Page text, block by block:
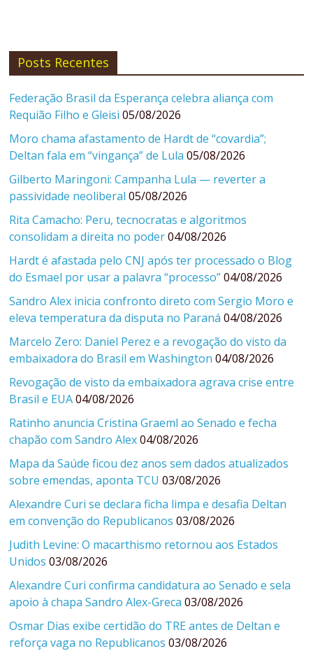
Posts Recentes
Federação Brasil da Esperança celebra aliança com
Requião Filho e Gleisi 05/08/2026
Moro chama afastamento de Hardt de “covardia”;
Deltan fala em “vingança” de Lula 05/08/2026
Gilberto Maringoni: Campanha Lula — reverter a
passividade neoliberal 05/08/2026
Rita Camacho: Peru, tecnocratas e algoritmos
consolidam a direita no poder 04/08/2026
Hardt é afastada pelo CNJ após ter processado o Blog
do Esmael por usar a palavra “processo” 04/08/2026
Sandro Alex inicia confronto direto com Sergio Moro e
eleva temperatura da disputa no Paraná 04/08/2026
Marcelo Zero: Daniel Perez e a revogação do visto da
embaixadora do Brasil em Washington 04/08/2026
Revogação de visto da embaixadora agrava crise entre
Brasil e EUA 04/08/2026
Ratinho anuncia Cristina Graeml ao Senado e fecha
chapão com Sandro Alex 04/08/2026
Mapa da Saúde ficou dez anos sem dados atualizados
sobre emendas, aponta TCU 03/08/2026
Alexandre Curi se declara ficha limpa e desafia Deltan
em convenção do Republicanos 03/08/2026
Judith Levine: O macarthismo retornou aos Estados
Unidos 03/08/2026
Alexandre Curi confirma candidatura ao Senado e sela
apoio à chapa Sandro Alex-Greca 03/08/2026
Osmar Dias exibe certidão do TRE antes de Deltan e
reforça vaga no Republicanos 03/08/2026